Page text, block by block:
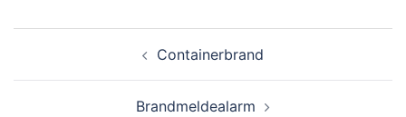
Containerbrand
Brandmeldealarm